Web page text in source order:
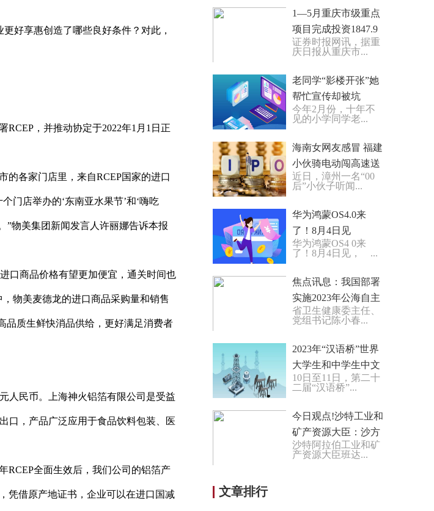
好享惠创造了哪些良好条件？对此，
RCEP，并推动协定于2022年1月1日正
各家门店里，来自RCEP国家的进口
门店举办的‘东南亚水果节’和‘嗨吃
”物美集团新闻发言人许丽娜告诉本报
口商品价格有望更加便宜，通关时间也
物美麦德龙的进口商品采购量和销售
品质生鲜快消品供给，更好满足消费者
人民币。上海神火铝箔有限公司是受益
口，产品广泛应用于食品饮料包装、医
RCEP全面生效后，我们公司的铝箔产
凭借原产地证书，企业可以在进口国减
1—5月重庆市级重点
项目完成投资1847.9
亿元 同比增长21.9%_
证券时报网讯，据重
庆日报从重庆市...
老同学“影楼开张”她
帮忙宣传却被坑
今年2月份，十年不
见的小学同学老...
海南女网友感冒 福建
小伙骑电动闯高速送
药
近日，漳州一名“00
后”小伙子听闻...
华为鸿蒙OS4.0来
了！8月4日见
华为鸿蒙OS4 0来
了！8月4日见， ...
焦点讯息：我国部署
实施2023年公海自主
休渔措施
省卫生健康委主任、
党组书记陈小春...
2023年“汉语桥”世界
大学生和中学生中文
比赛乌兹别克斯坦赛
10日至11日，第二十
二届“汉语桥”...
今日观点!沙特工业和
矿产资源大臣：沙方
愿同中方拓展在工矿
沙特阿拉伯工业和矿
产资源大臣班达...
文章排行